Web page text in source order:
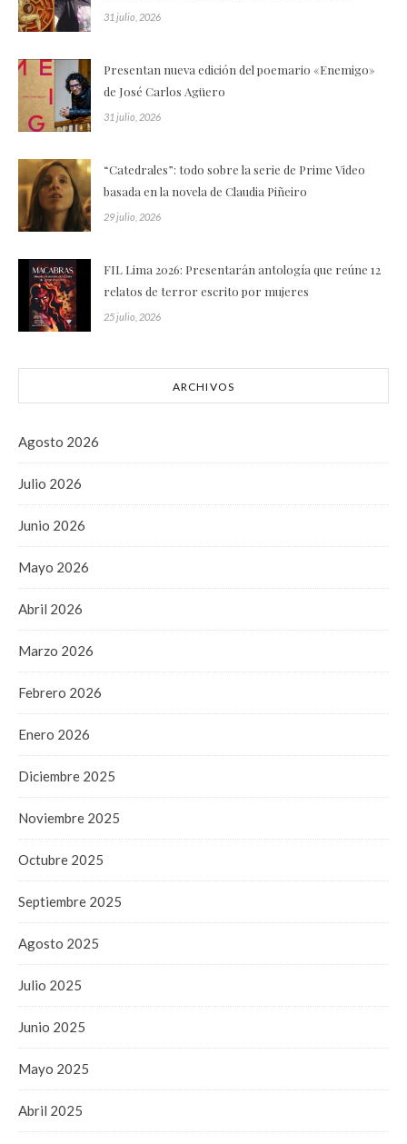
31 julio, 2026
Presentan nueva edición del poemario «Enemigo»
de José Carlos Agüero
31 julio, 2026
“Catedrales”: todo sobre la serie de Prime Video
basada en la novela de Claudia Piñeiro
29 julio, 2026
FIL Lima 2026: Presentarán antología que reúne 12
relatos de terror escrito por mujeres
25 julio, 2026
ARCHIVOS
Agosto 2026
Julio 2026
Junio 2026
Mayo 2026
Abril 2026
Marzo 2026
Febrero 2026
Enero 2026
Diciembre 2025
Noviembre 2025
Octubre 2025
Septiembre 2025
Agosto 2025
Julio 2025
Junio 2025
Mayo 2025
Abril 2025